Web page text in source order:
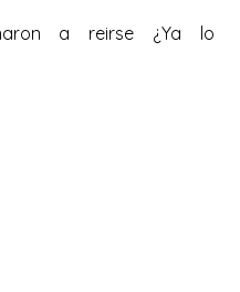
a reirse ¿Ya lo